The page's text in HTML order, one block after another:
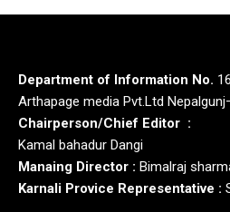
Department of Information No.
Arthapage media Pvt.Ltd
Chairperson/Chief Editor :
Kamal bahadur Dangi
Manaing Director : Bimalraj
Karnali Provice Representative :